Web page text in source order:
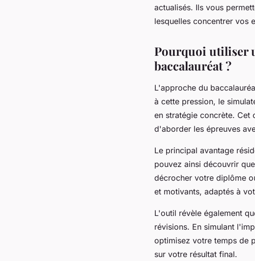
actualisés. Ils vous
lesquelles concentrer vos
Pourquoi utiliser
baccalauréat ?
L'approche du
à cette pression, le
en stratégie concrète. Cet
d'aborder les épreuves
Le principal avantage
pouvez ainsi découvrir
décrocher votre diplôme
et motivants, adaptés à
L'outil révèle également
révisions. En simulant
optimisez votre temps de
sur votre résultat final.